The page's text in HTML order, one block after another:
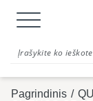
Pagrindinis /